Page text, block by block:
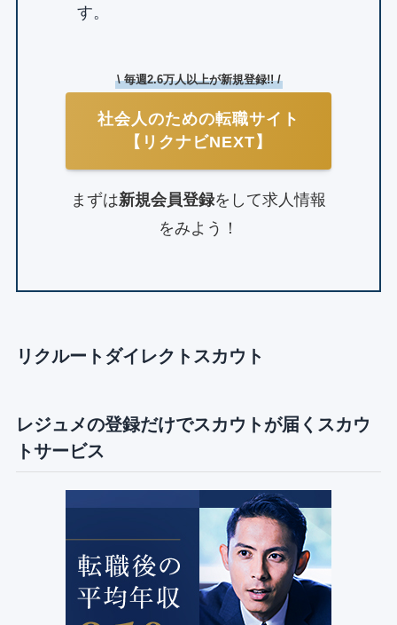
す。
\ 毎週2.6万人以上が新規登録!! /
社会人のための転職サイト
【リクナビNEXT】
まずは新規会員登録をして求人情報
をみよう！
リクルートダイレクトスカウト
レジュメの登録だけでスカウトが届くスカウ
トサービス